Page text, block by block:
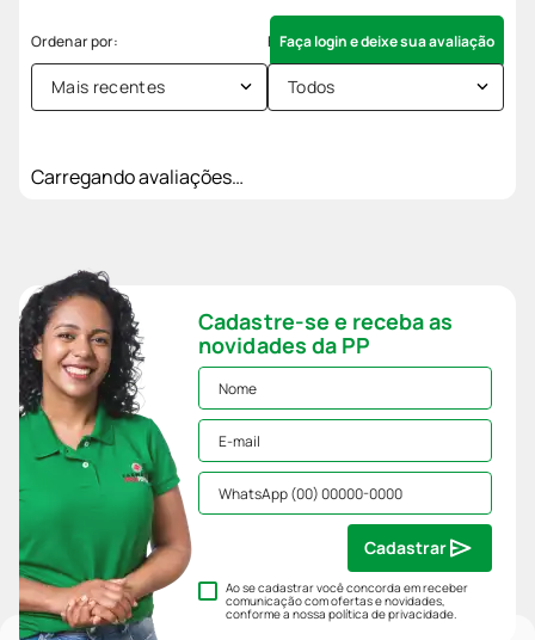
Faça login e deixe sua avaliação
Mais recentes Todos
Carregando avaliações…
Cadastre-se e receba as
novidades da PP
Ao se cadastrar você concorda em receber
comunicação com ofertas e novidades,
conforme a nossapolítica de privacidade.
Cadastrar